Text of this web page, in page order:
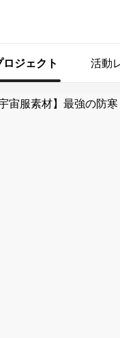
ロジェクト 活動